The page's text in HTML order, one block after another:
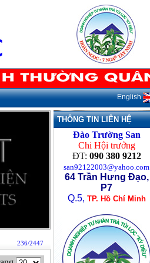
English
236/2447
THÔNG TIN LIÊN HỆ
Đào Trường San
Chi Hội trưởng
ĐT: 090 380 9212
san92122003@yahoo.com
64 Trần Hưng Đạo,
P7
Q.5, TP. Hồ Chí Minh